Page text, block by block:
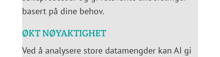
basert på dine behov.
ØKT NØYAKTIGHET
Ved å analysere store datamengder kan AI gi